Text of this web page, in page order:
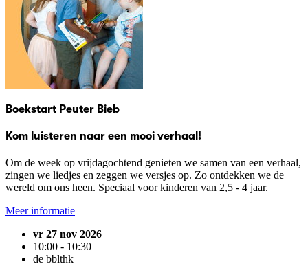
Boekstart Peuter Bieb
Kom luisteren naar een mooi verhaal!
Om de week op vrijdagochtend genieten we samen van een verhaal,
zingen we liedjes en zeggen we versjes op. Zo ontdekken we de
wereld om ons heen. Speciaal voor kinderen van 2,5 - 4 jaar.
Meer informatie
vr 27 nov 2026
10:00 - 10:30
de bblthk